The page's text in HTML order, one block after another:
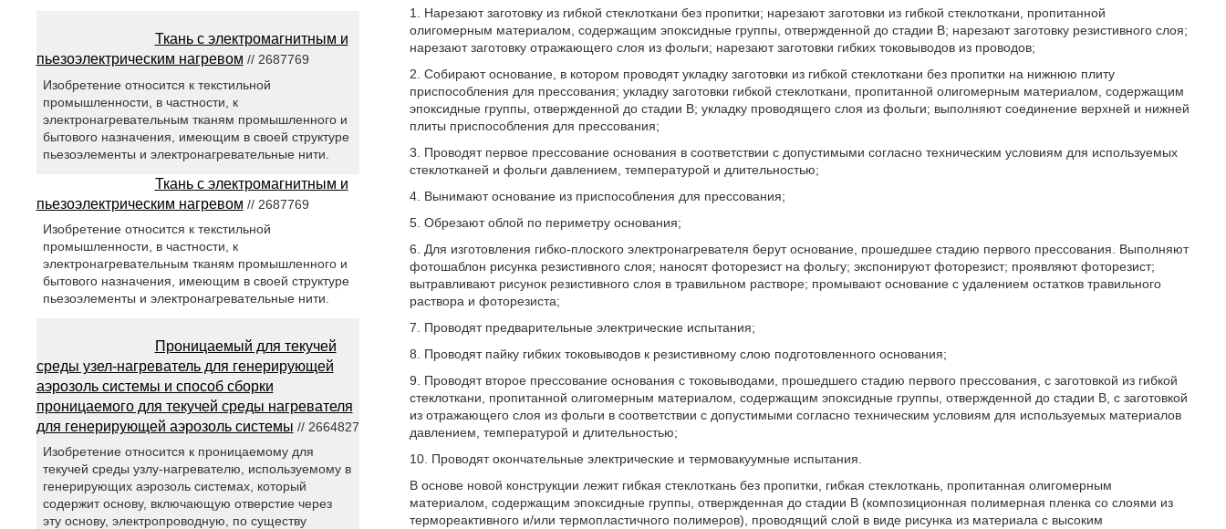
1. Нарезают заготовку из гибкой стеклоткани без пропитки; нарезают заготовки из гибкой стеклоткани, пропитанной
олигомерным материалом, содержащим эпоксидные группы, отвержденной до стадии В; нарезают заготовку резистивного слоя;
нарезают заготовку отражающего слоя из фольги; нарезают заготовки гибких токовыводов из проводов;
2. Собирают основание, в котором проводят укладку заготовки из гибкой стеклоткани без пропитки на нижнюю плиту
приспособления для прессования; укладку заготовки гибкой стеклоткани, пропитанной олигомерным материалом, содержащим
эпоксидные группы, отвержденной до стадии В; укладку проводящего слоя из фольги; выполняют соединение верхней и нижней
плиты приспособления для прессования;
3. Проводят первое прессование основания в соответствии с допустимыми согласно техническим условиям для используемых
стеклотканей и фольги давлением, температурой и длительностью;
4. Вынимают основание из приспособления для прессования;
5. Обрезают облой по периметру основания;
6. Для изготовления гибко-плоского электронагревателя берут основание, прошедшее стадию первого прессования. Выполняют
фотошаблон рисунка резистивного слоя; наносят фоторезист на фольгу; экспонируют фоторезист; проявляют фоторезист;
вытравливают рисунок резистивного слоя в травильном растворе; промывают основание с удалением остатков травильного
раствора и фоторезиста;
7. Проводят предварительные электрические испытания;
8. Проводят пайку гибких токовыводов к резистивному слою подготовленного основания;
9. Проводят второе прессование основания с токовыводами, прошедшего стадию первого прессования, с заготовкой из гибкой
стеклоткани, пропитанной олигомерным материалом, содержащим эпоксидные группы, отвержденной до стадии В, с заготовкой
из отражающего слоя из фольги в соответствии с допустимыми согласно техническим условиям для используемых материалов
давлением, температурой и длительностью;
10. Проводят окончательные электрические и термовакуумные испытания.
В основе новой конструкции лежит гибкая стеклоткань без пропитки, гибкая стеклоткань, пропитанная олигомерным
материалом, содержащим эпоксидные группы, отвержденная до стадии В (композиционная полимерная пленка со слоями из
термореактивного и/или термопластичного полимеров), проводящий слой в виде рисунка из материала с высоким
Ткань с электромагнитным и
пьезоэлектрическим нагревом // 2687769
Изобретение относится к текстильной
промышленности, в частности, к
электронагревательным тканям промышленного и
бытового назначения, имеющим в своей структуре
пьезоэлементы и электронагревательные нити.
Ткань с электромагнитным и
пьезоэлектрическим нагревом // 2687769
Изобретение относится к текстильной
промышленности, в частности, к
электронагревательным тканям промышленного и
бытового назначения, имеющим в своей структуре
пьезоэлементы и электронагревательные нити.
Проницаемый для текучей
среды узел-нагреватель для генерирующей
аэрозоль системы и способ сборки
проницаемого для текучей среды нагревателя
для генерирующей аэрозоль системы // 2664827
Изобретение относится к проницаемому для
текучей среды узлу-нагревателю, используемому в
генерирующих аэрозоль системах, который
содержит основу, включающую отверстие через
эту основу, электропроводную, по существу